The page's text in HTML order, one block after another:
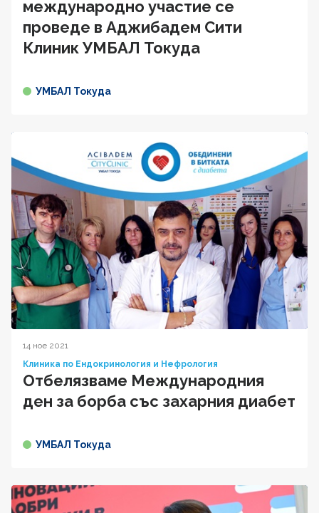
международно участие се
проведе в Аджибадем Сити
Клиник УМБАЛ Токуда
УМБАЛ Токуда
14 ное 2021
Клиника по Ендокринология и Нефрология
Отбелязваме Международния
ден за борба със захарния диабет
УМБАЛ Токуда